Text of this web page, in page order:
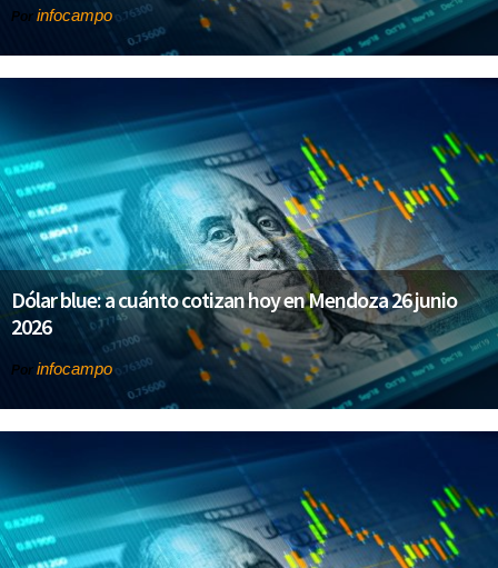
Por infocampo
Dólar blue: a cuánto cotizan hoy en Mendoza 26 junio
2026
Por infocampo